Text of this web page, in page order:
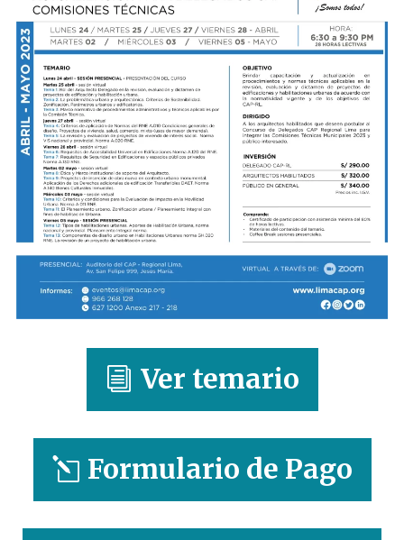
Ver temario
Formulario de Pago